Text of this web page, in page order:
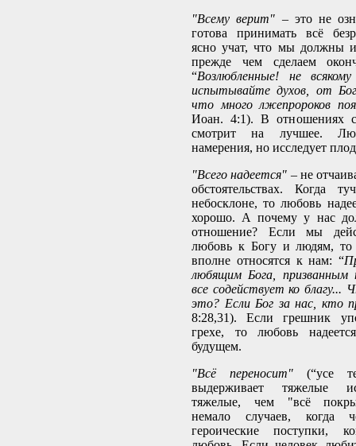
"Всему верит" – это не
готова принимать всё
ясно учат, что мы должны
прежде чем сделаем
“Возлюбленные! не
испытывайте духов, от
что много лжепророков
Иоан. 4:1). В отношениях
смотрит на лучшее.
намерения, но исследует
"Всего надеется" – не
обстоятельствах. Когда
небосклоне, то любовь
хорошо. А почему у нас
отношение? Если мы
любовь к Богу и людям, то
вполне относятся к нам: “
любящим Бога, призванным
все содействует ко
это? Если Бог за нас, кто
8:28,31). Если грешник
грехе, то любовь
будущем.
"Всё переносит" (“усе
выдерживает тяжелые
тяжелые, чем "всё
немало случаев, когда
героические поступки,